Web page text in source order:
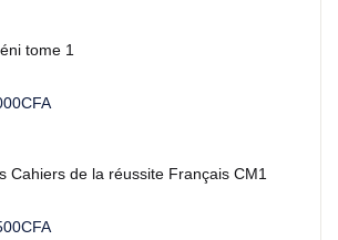
tome 1
CFA
Cahiers de la réussite Français CM1
CFA